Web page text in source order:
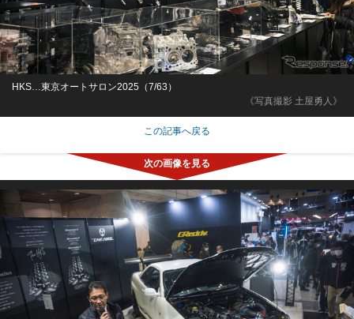
《写真撮影 土屋勇人》
HKS…東京オートサロン2025（7/63）
この記事へ戻る